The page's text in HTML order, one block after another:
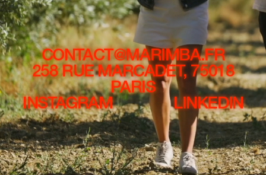
CONTACT@MARIMBA.FR
258 RUE MARCADET, 75018
PARIS
INSTAGRAM
LINKEDIN